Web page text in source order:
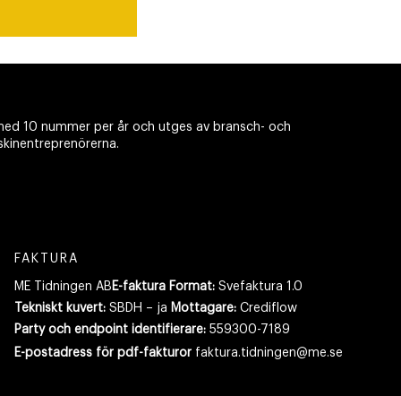
10 nummer per år och utges av bransch- och
FAKTURA
ME Tidningen AB E-faktura Format:Svefaktura 1.0
Tekniskt kuvert:SBDH – ja Mottagare:Crediflow
Party och endpoint identifierare:559300-7189
E-postadress för pdf-fakturor faktura.tidningen@me.se